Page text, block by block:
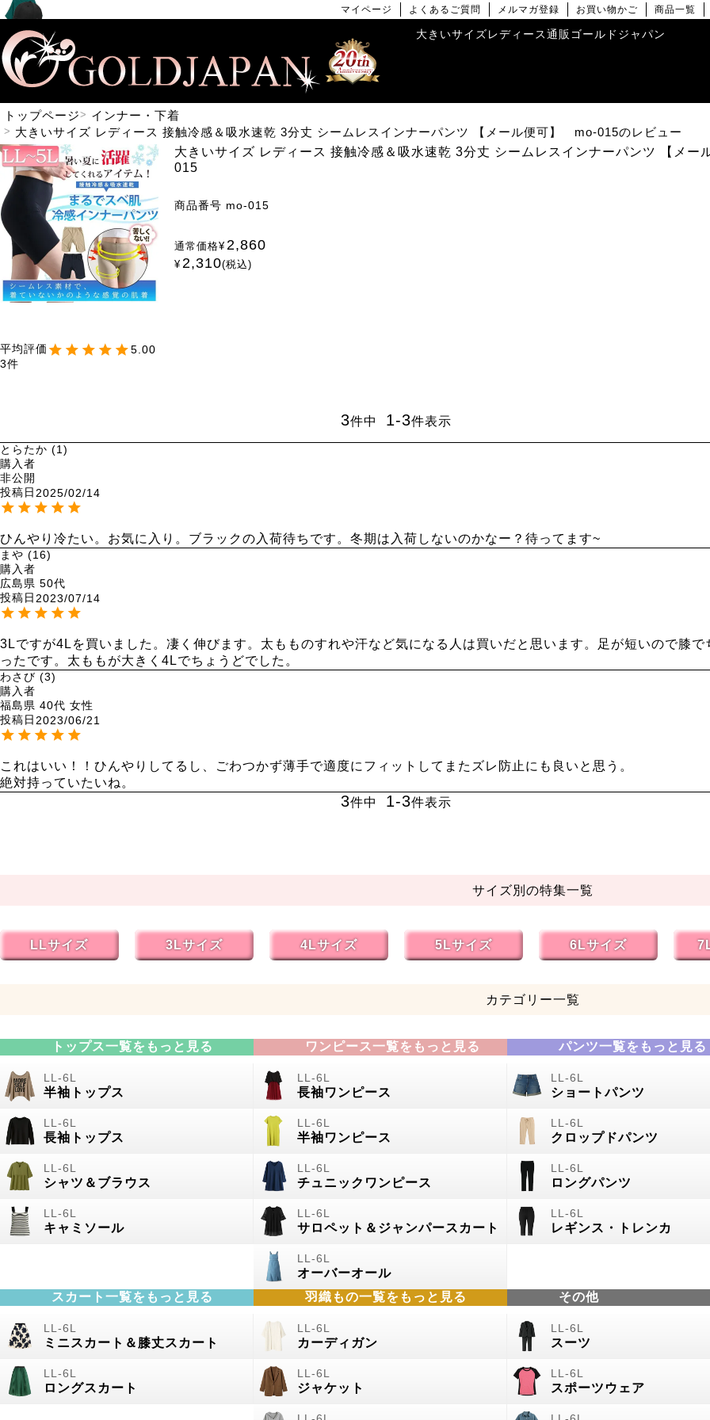
マイページ よくあるご質問 メルマガ登録 お買い物かご 商品一覧
大きいサイズレディース通販ゴールドジャパン
トップページ
インナー・下着
大きいサイズ レディース 接触冷感＆吸水速乾 3分丈 シームレスインナーパンツ 【メール便可】 mo-015のレビュー
大きいサイズ レディース 接触冷感＆吸水速乾 3分丈 シームレスインナーパンツ 【メ
015
商品番号 mo-015
通常価格¥ 2,860
¥ 2,310 税込
5.00
3
3件中 1-3件表示
とらたか
1
購入者
非公開
投稿日 2025/02/14
ひんやり冷たい。お気に入り。ブラックの入荷待ちです。冬期は入荷しないのかなー？待ってます~
まや
16
購入者
広島県 50代
投稿日 2023/07/14
3Lですが4Lを買いました。凄く伸びます。太もものすれや汗など気になる人は買いだと思います。足が短いので膝で
ったです。太ももが大きく4Lでちょうどでした。
わさび
3
購入者
福島県 40代 女性
投稿日 2023/06/21
これはいい！！ひんやりしてるし、ごわつかず薄手で適度にフィットしてまたズレ防止にも良いと思う。
絶対持っていたいね。
3件中 1-3件表示
サイズ別の特集一覧
LLサイズ 3Lサイズ 4Lサイズ 5Lサイズ 6Lサイズ
カテゴリー一覧
トップス一覧をもっと見る
半袖トップス
長袖トップス
シャツ＆ブラウス
キャミソール
ワンピース一覧をもっと見る
長袖ワンピース
半袖ワンピース
チュニックワンピース
サロペット＆ジャンパースカート
オーバーオール
パンツ一覧をもっと見る
ショートパンツ
クロップドパンツ
ロングパンツ
レギンス・トレンカ
スカート一覧をもっと見る
ミニスカート＆膝丈スカート
ロングスカート
羽織もの一覧をもっと見る
カーディガン
ジャケット
その他
スーツ
スポーツウェア